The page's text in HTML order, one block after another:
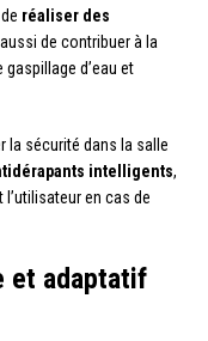
réaliser des
de contribuer à la
d’eau et
la sécurité dans la salle
intelligents,
en cas de
et adaptatif